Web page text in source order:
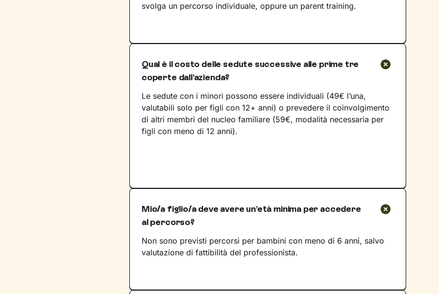
svolga un percorso individuale, oppure un parent training.
Qual è il costo delle sedute successive alle prime tre
coperte dall’azienda?
Le sedute con i minori possono essere individuali (49€ l’una,
valutabili solo per figli con 12+ anni) o prevedere il coinvolgimento
di altri membri del nucleo familiare (59€, modalità necessaria per
figli con meno di 12 anni).
Mio/a figlio/a deve avere un’età minima per accedere
al percorso?
Non sono previsti percorsi per bambini con meno di 6 anni, salvo
valutazione di fattibilità del professionista.